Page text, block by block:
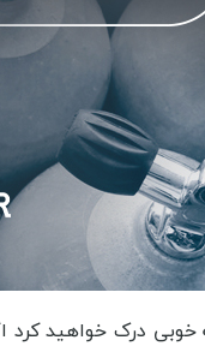
خوبی درک خواهید